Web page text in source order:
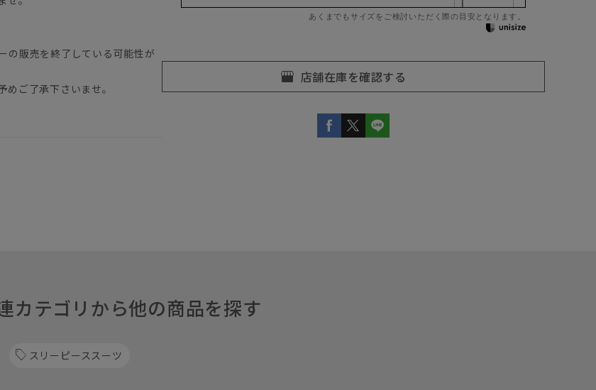
の販売を終了している可能性が
ご了承下さいませ。
あくまでもサイズをご検討いただく際の目安となります。
カテゴリから他の商品を探す
スリーピーススーツ